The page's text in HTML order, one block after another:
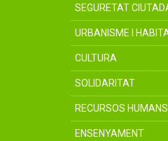
SEGURETAT
URBANISME I
CULTURA
SOLIDARITAT
RECURSOS HUMANS
ENSENYAMENT